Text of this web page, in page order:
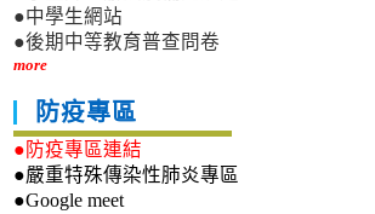
●中學生網站
●後期中等教育普查問卷
more
防疫專區
●防疫專區連結
●嚴重特殊傳染性肺炎專區
●Google meet